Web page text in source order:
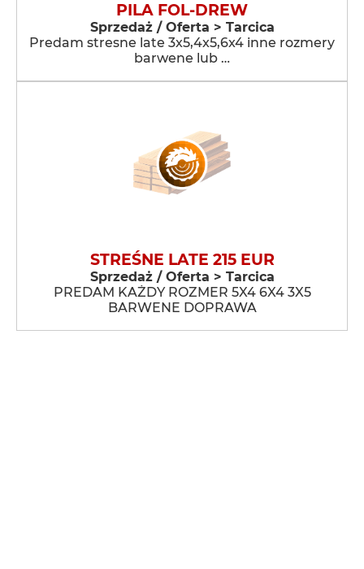
PILA FOL-DREW
Sprzedaż / Oferta > Tarcica
Predam stresne late 3x5,4x5,6x4 inne rozmery
barwene lub …
STREŚNE LATE 215 EUR
Sprzedaż / Oferta > Tarcica
PREDAM KAŻDY ROZMER 5X4 6X4 3X5
BARWENE DOPRAWA